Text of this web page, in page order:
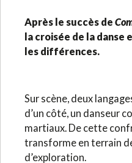
Après le succès de
la croisée de la danse
les différences.
Sur scène, deux
d’un côté, un danseur
martiaux. De cette
transforme en terrain
d’exploration.